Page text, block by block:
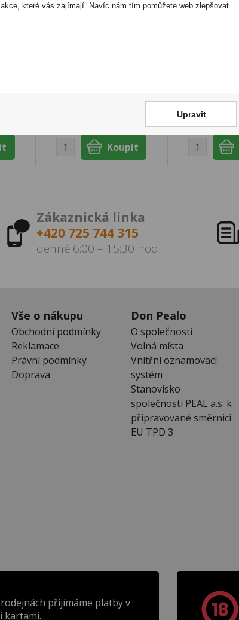
Skladem:
ks
Zákaznická linka
+420 725 744 315
denně 6:00 – 15:30 hod
Vše o nákupu
Obchodní podmínky
Reklamace
Právní podmínky
Doprava
Don Pealo
O společnosti
Volná místa
Vnitřní oznamovací
systém
Stanovisko
společnosti PEAL a.s. k
připravované směrnici
EU TPD 3
přijímáme platby v
kartami.
akce, které vás zajímají. Navíc nám tím pomůžete web zlepšovat.
Upravit